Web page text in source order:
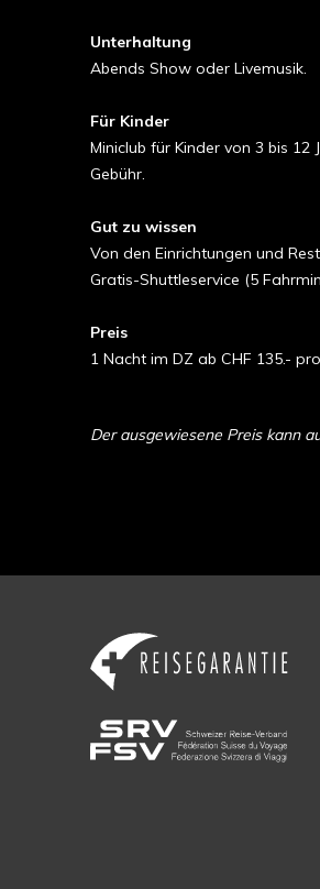
Unterhaltung
Abends Show oder Livemusik.
Für Kinder
Miniclub für Kinder von 3 bis
Gebühr.
Gut zu wissen
Von den Einrichtungen und
Gratis-Shuttleservice (5
Preis
1 Nacht im DZ ab CHF 135.-
Der ausgewiesene Preis kann